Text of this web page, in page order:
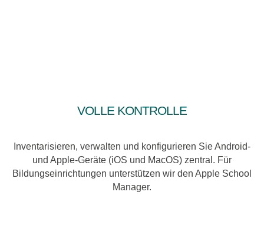
Volle Kontrolle
Inventarisieren, verwalten und konfigurieren Sie Android-
und Apple-Geräte (iOS und MacOS) zentral. Für
Bildungseinrichtungen unterstützen wir den Apple School
Manager.